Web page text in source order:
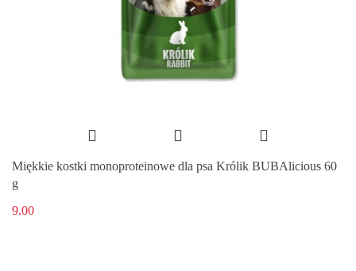
Miękkie kostki monoproteinowe dla psa Królik BUBAlicious 60
g
9.00